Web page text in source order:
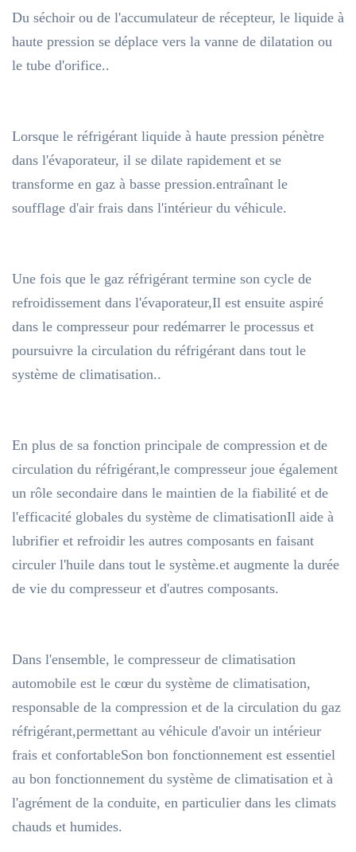
Du séchoir ou de l'accumulateur de récepteur, le liquide à
haute pression se déplace vers la vanne de dilatation ou
le tube d'orifice..
Lorsque le réfrigérant liquide à haute pression pénètre
dans l'évaporateur, il se dilate rapidement et se
transforme en gaz à basse pression.entraînant le
soufflage d'air frais dans l'intérieur du véhicule.
Une fois que le gaz réfrigérant termine son cycle de
refroidissement dans l'évaporateur,Il est ensuite aspiré
dans le compresseur pour redémarrer le processus et
poursuivre la circulation du réfrigérant dans tout le
système de climatisation..
En plus de sa fonction principale de compression et de
circulation du réfrigérant,le compresseur joue également
un rôle secondaire dans le maintien de la fiabilité et de
l'efficacité globales du système de climatisationIl aide à
lubrifier et refroidir les autres composants en faisant
circuler l'huile dans tout le système.et augmente la durée
de vie du compresseur et d'autres composants.
Dans l'ensemble, le compresseur de climatisation
automobile est le cœur du système de climatisation,
responsable de la compression et de la circulation du gaz
réfrigérant,permettant au véhicule d'avoir un intérieur
frais et confortableSon bon fonctionnement est essentiel
au bon fonctionnement du système de climatisation et à
l'agrément de la conduite, en particulier dans les climats
chauds et humides.